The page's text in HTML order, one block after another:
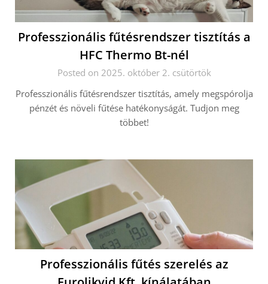
Professzionális fűtésrendszer tisztítás a
HFC Thermo Bt-nél
Posted on 2025. október 2. csütörtök
Professzionális fűtésrendszer tisztítás, amely megspórolja
pénzét és növeli fűtése hatékonyságát. Tudjon meg
többet!
Professzionális fűtés szerelés az